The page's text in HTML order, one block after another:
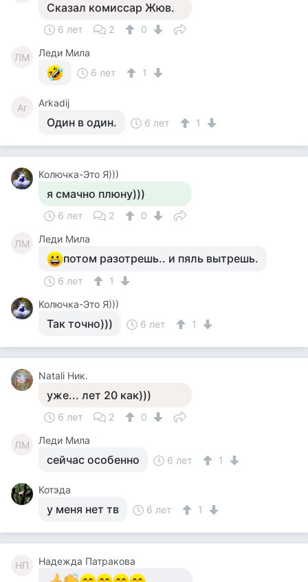
Сказал комиссар Жюв.
6 лет 2 0
ЛМ
Леди Мила
6 лет
1
Ar Arkadij
Один в один. 6 лет 1
Колючка-Это Я)))
я смачно плюну)))
6 лет 2 0
ЛМ Леди Мила
потом разотрешь.. и пяль вытрешь.
6 лет
1
Колючка-Это Я)))
Так точно))) 6 лет 1
Natali Ник.
уже... лет 20 как)))
6 лет 2 0
ЛМ Леди Мила
сейчас особенно 6 лет 1
Котэда
у меня нет тв 6 лет 1
НП Надежда Патракова